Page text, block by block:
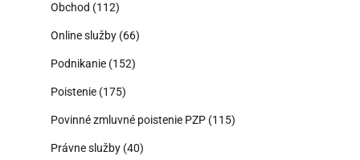
Obchod (112)
Online služby (66)
Podnikanie (152)
Poistenie (175)
Povinné zmluvné poistenie PZP (115)
Právne služby (40)